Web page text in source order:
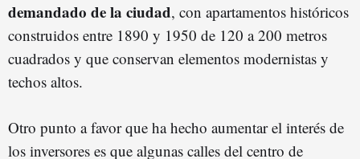
demandado de la ciudad, con apartamentos históricos
construidos entre 1890 y 1950 de 120 a 200 metros
cuadrados y que conservan elementos modernistas y
techos altos.
Otro punto a favor que ha hecho aumentar el interés de
los inversores es que algunas calles del centro de